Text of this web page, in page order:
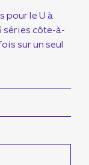
pour le U à
séries côte-à-
sur un seul